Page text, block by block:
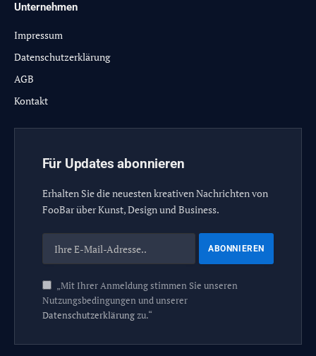
Unternehmen
Impressum
Datenschutzerklärung
AGB
Kontakt
Für Updates abonnieren
Erhalten Sie die neuesten kreativen Nachrichten von
FooBar über Kunst, Design und Business.
„Mit Ihrer Anmeldung stimmen Sie unseren
Nutzungsbedingungen und unserer
Datenschutzerklärungzu.“